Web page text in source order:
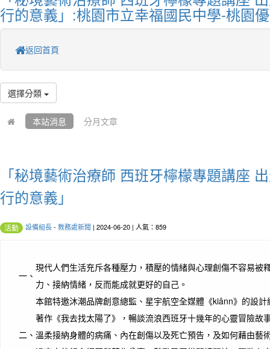
行的意義」:桃園市立幸福國民中學-桃園
返回首頁
選擇分類
本站消息 分月文章
「秘境藝術治療師 西班牙檸檬專題講座
行的意義」
活動 設備組長- 教務處新聞 | 2024-06-20 | 人氣：859
一、
現代人們生活充斥各種壓力，積壓的情緒與心理創傷不容易被
力、接納情緒，反而能成就更好的自己。
二、
本館特邀沐潮品牌創意總監、星宇航空全媒體《kiânn》的設
著作《我去找太陽了》，暢談流浪西班牙十幾年的心靈冒險故
溫柔接納身體的病痛、內在創傷以及死亡預告，及如何藉由藝